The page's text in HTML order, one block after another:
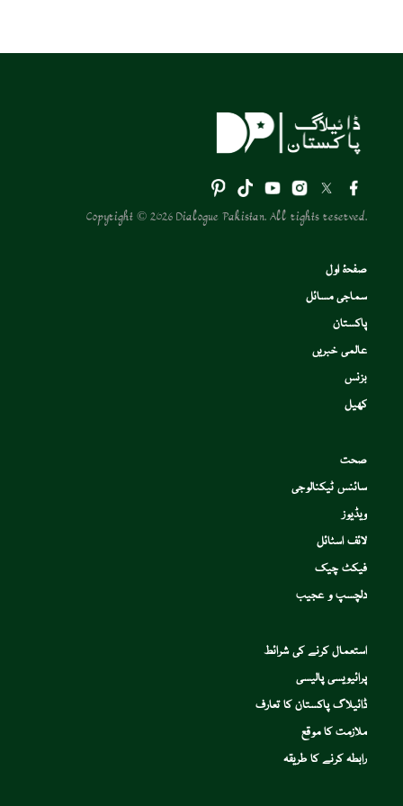
Copyright © 2026 Dialogue Pakistan. All rights reserved.
صفحۂ اول
سماجی مسائل
پاکستان
عالمی خبریں
بزنس
کھیل
صحت
سائنس ٹیکنالوجی
ویڈیوز
لائف اسٹائل
فیکٹ چیک
دلچسپ و عجیب
استعمال کرنے کی شرائط
پرائیویسی پالیسی
ڈائیلاگ پاکستان کا تعارف
ملازمت کا موقع
رابطہ کرنے کا طریقہ